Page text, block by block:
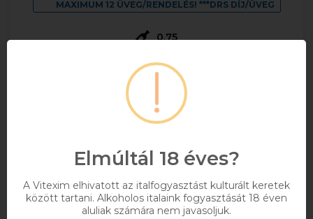
MAXIMUM 12 ÜVEG/RENDELÉS! ***DRS DÍJ/ÜVEG
0,75
1 350 Ft
Kosárba
Elmúltál 18 éves?
A Vitexim elhivatott az italfogyasztást kulturált keretek
között tartani. Alkoholos italaink fogyasztását 18 éven
aluliak számára nem javasoljuk.